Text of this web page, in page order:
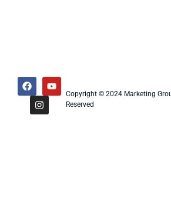
Copyright © 2024 Marketing
Reserved